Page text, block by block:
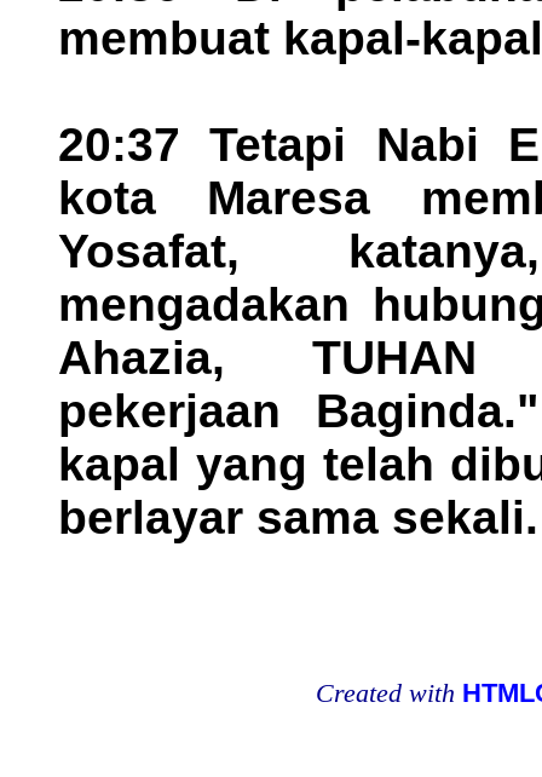
membuat kapal-
20:37 Tetapi Nabi
kota Maresa
Yosafat,
mengadakan
Ahazia, TUHAN
pekerjaan
kapal yang telah
berlayar sama sekali.
Created with